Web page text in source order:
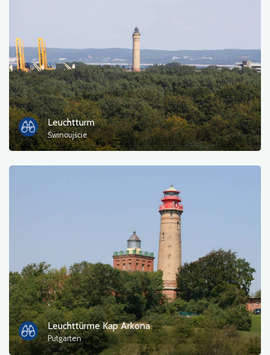
Leuchtturm
Świnoujście
Leuchttürme Kap Arkona
Putgarten